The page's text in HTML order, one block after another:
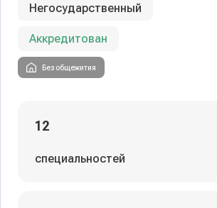
Негосударственный
Аккредитован
Без общежития
12
специальностей